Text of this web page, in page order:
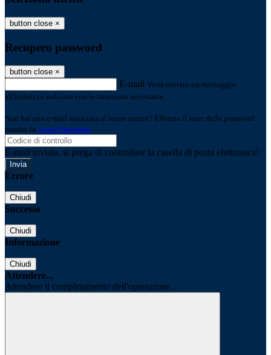
button close ×
Recupero password
button close ×
E-mail Verrà inviato un messaggio
all'indirizzo indicato con le istruzioni necessarie.
Non hai una e-mail associata al nome utente? Effettua il reset della password
tramite la Login Spaggiari
E-mail inviata, si prega di controllare la casella di posta elettronica!
Errore
Chiudi
Successo
Chiudi
Informazione
Chiudi
Attendere...
Attendere il completamento dell'operazione...